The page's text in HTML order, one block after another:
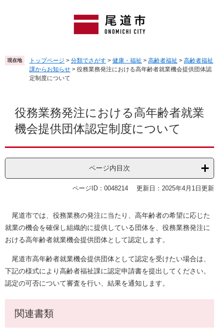
頭
で
飛
ば
現在地 トップページ > 分類でさがす > 健康・福祉 > 高齢者福祉 > 高齢者福祉
課からお知らせ > 役務業務発注における高年齢者就業機会提供団体認
定制度について
役務業務発注における高年齢者就業
機会提供団体認定制度について
ページ内目次
ページID：0048214 更新日：2025年4月1日更新
尾道市では、役務業務の発注に当たり、高年齢者の希望に応じた
就業の機会を確保し組織的に提供している団体を、役務業務発注に
おける高年齢者就業機会提供団体として認定します。
尾道市高年齢者就業機会提供団体として認定を受けたい場合は、
下記の様式により高齢者福祉課に認定申請書を提出してください。
認定の可否について審査を行い、結果を通知します。
関連書類